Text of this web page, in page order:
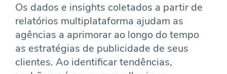
Os dados e insights coletados a partir de
relatórios multiplataforma ajudam as
agências a aprimorar ao longo do tempo
as estratégias de publicidade de seus
clientes. Ao identificar tendências,